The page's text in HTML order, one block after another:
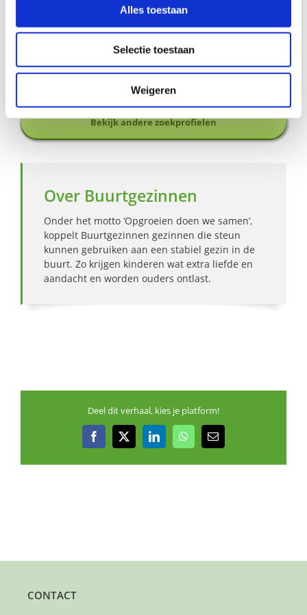
Alles toestaan
Selectie toestaan
Weigeren
Bekijk andere zoekprofielen
Over Buurtgezinnen
Onder het motto ‘Opgroeien doen we samen’,
koppelt Buurtgezinnen gezinnen die steun
kunnen gebruiken aan een stabiel gezin in de
buurt. Zo krijgen kinderen wat extra liefde en
aandacht en worden ouders ontlast.
Deel dit verhaal, kies je platform!
Facebook
X LinkedInWhatsApp
E-
CONTACT